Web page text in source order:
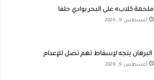
ملحمة كلاب» على البحر بوادي حلفا
أغسطس 9, 2026
البرهان يتجه لإسقاط تهم تصل للإعدام
أغسطس 9, 2026